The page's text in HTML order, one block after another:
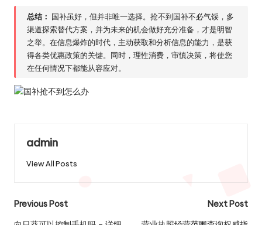
总结： 国补虽好，但并非唯一选择。抢不到国补不必气馁，多
渠道探索替代方案，并为未来的机会做好充分准备，才是明智
之举。在信息爆炸的时代，主动获取和分析信息的能力，是获
得各类优惠政策的关键。同时，理性消费，审慎决策，将使您
在任何情况下都能从容应对。
admin
View All Posts
Post
Previous Post
Next Post